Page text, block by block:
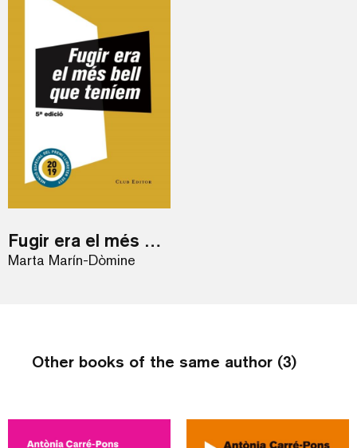
Fugir era el més bell que teníem
Marta Marín-Dòmine
Other books of the same author (3)